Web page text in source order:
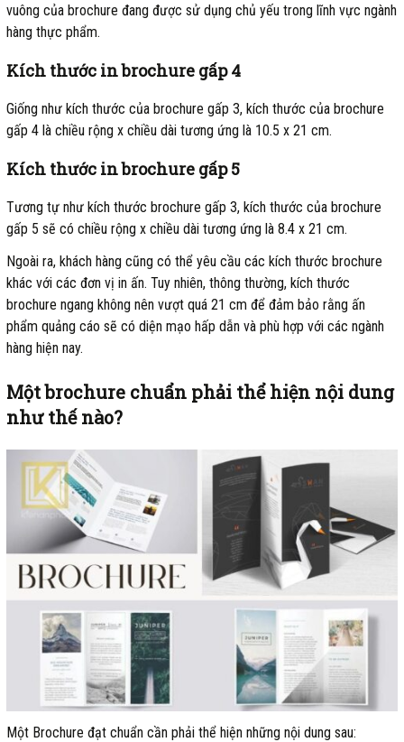
vuông của brochure đang được sử dụng chủ yếu trong lĩnh vực ngành
hàng thực phẩm.
Kích thước in brochure gấp 4
Giống như kích thước của brochure gấp 3, kích thước của brochure
gấp 4 là chiều rộng x chiều dài tương ứng là 10.5 x 21 cm.
Kích thước in brochure gấp 5
Tương tự như kích thước brochure gấp 3, kích thước của brochure
gấp 5 sẽ có chiều rộng x chiều dài tương ứng là 8.4 x 21 cm.
Ngoài ra, khách hàng cũng có thể yêu cầu các kích thước brochure
khác với các đơn vị in ấn. Tuy nhiên, thông thường, kích thước
brochure ngang không nên vượt quá 21 cm để đảm bảo rằng ấn
phẩm quảng cáo sẽ có diện mạo hấp dẫn và phù hợp với các ngành
hàng hiện nay.
Một brochure chuẩn phải thể hiện nội dung
như thế nào?
Một Brochure đạt chuẩn cần phải thể hiện những nội dung sau: